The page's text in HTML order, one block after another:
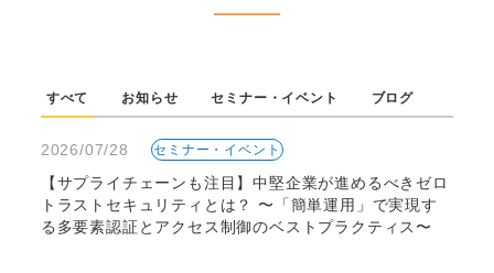
すべて お知らせ セミナー・イベント ブログ
2026/07/28 セミナー・イベント
【サプライチェーンも注目】中堅企業が進めるべきゼロ
トラストセキュリティとは？ 〜「簡単運用」で実現す
る多要素認証とアクセス制御のベストプラクティス〜